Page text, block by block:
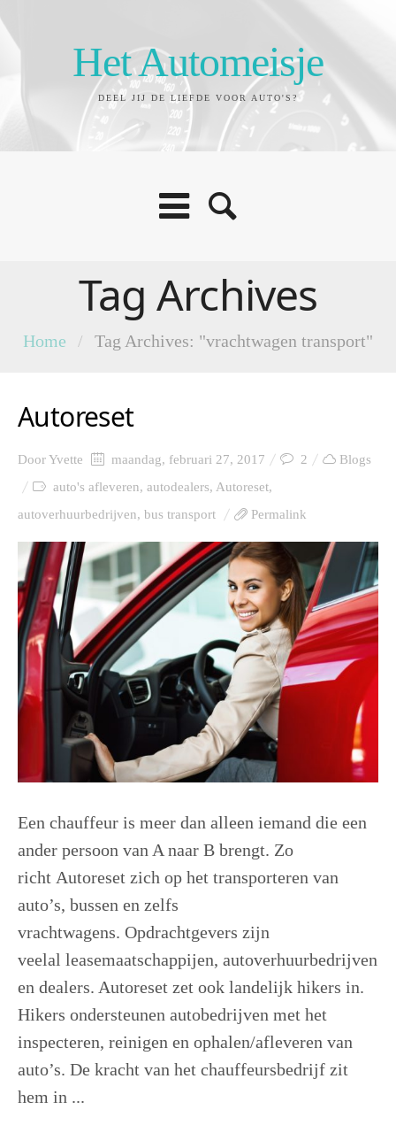
Het Automeisje
DEEL JIJ DE LIEFDE VOOR AUTO'S?
Tag Archives
Home / Tag Archives: "vrachtwagen transport"
Autoreset
DoorYvette maandag, februari 27, 2017 2
Blogs
auto's afleveren, autodealers, Autoreset,
autoverhuurbedrijven, bus transport Permalink
Een chauffeur is meer dan alleen iemand die een
ander persoon van A naar B brengt. Zo
richt Autoreset zich op het transporteren van
auto’s, bussen en zelfs
vrachtwagens. Opdrachtgevers zijn
veelal leasemaatschappijen, autoverhuurbedrijven
en dealers. Autoreset zet ook landelijk hikers in.
Hikers ondersteunen autobedrijven met het
inspecteren, reinigen en ophalen/afleveren van
auto’s. De kracht van het chauffeursbedrijf zit
hem in ...